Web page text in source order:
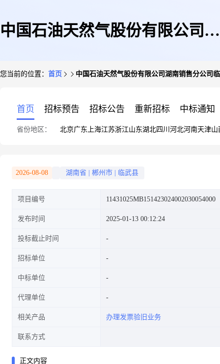
中国石油天然气股份有限公司湖
您当前的位置： 首页 中国石油天然气股份有限公司湖南销售分公司
首页 招标预告 招标公告 重新招标 中标通知
省份地区： 北京广东 上海江苏浙江山东湖北四川 河北河南天津山
2026-08-08 湖南省 郴州市 临武县
项目编号 11431025MB151423024002030054000
发布时间 2025-01-13 00:12:24
投标截止时间
招标单位
中标单位
代理单位
相关产品 办理发票验旧业务
联系方式
正文内容